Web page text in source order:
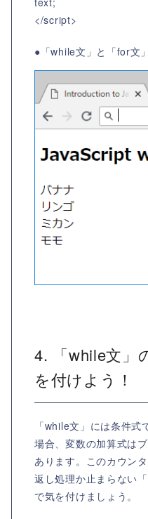
</script>
●「while文」と「for文
4. 「while文」
を付けよう！
「while文」には条件
場合、変数の加算式は
あります。このカウン
返し処理か止まらない「
で気を付けましょう。